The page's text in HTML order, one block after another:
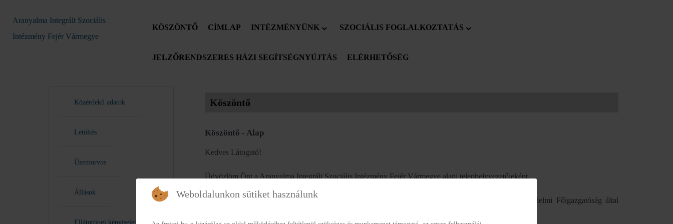
Aranyalma Integrált Szociális
Intézmény Fejér Vármegye
KÖSZÖNTŐ CÍMLAP INTÉZMÉNYÜNK SZOCIÁLIS FOGLALKOZTATÁS
JELZŐRENDSZERES HÁZI SEGÍTSÉGNYÚJTÁS ELÉRHETŐSÉG
Közérdekű adatok
Letöltés
Üzemorvos
Állások
Ellátottjogi képviselet
Köszöntő
Köszöntő - Alap
Kedves Látogató!
Üdvözlöm Önt a Aranyalma Integrált Szociális Intézmény Fejér Vármegye alapi telephelyvezetőjeként.
Bízom abban, hogy internetes portálunk által hasznos információkat kap a Szociális és Gyermekvédelmi Főigazgatóság által
Weboldalunkon sütiket használunk